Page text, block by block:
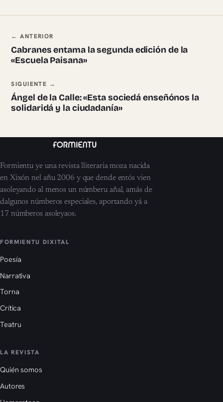
Navegación ente pieces
← ANTERIOR
Cabranes entama la segunda edición de la
«Escuela Paisana»
SIGUIENTE →
Ángel de la Calle: «Esta sociedá enseñónos la
solidaridá y la ciudadanía»
Formientu ye una revista lliteraria moza nacida
en Xixón nel añu 2006 y que dende entós vien
asoleyando al menos un númberu añal, amás de
dalgunos númberos especiales, aportando yá a
17 númberos asoleyaos.
FORMIENTU DIXITAL
Poesía
Narrativa
Torna
Crítica
Teatru
LA REVISTA
Quién somos
Autores